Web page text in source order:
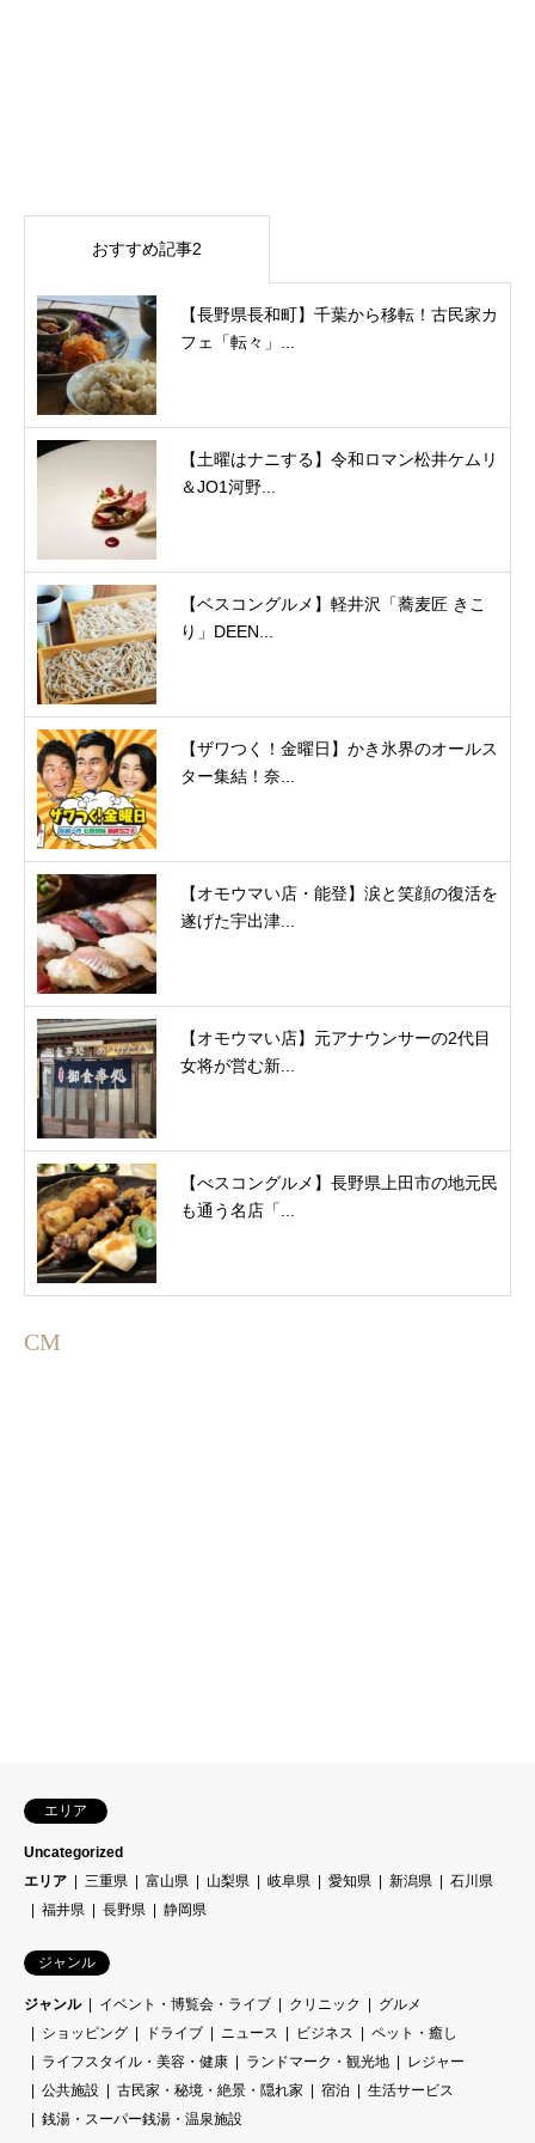
おすすめ記事2
【長野県長和町】千葉から移転！古民家カ
フェ「転々」...
【土曜はナニする】令和ロマン松井ケムリ
＆JO1河野...
【ベスコングルメ】軽井沢「蕎麦匠 きこ
り」DEEN...
【ザワつく！金曜日】かき氷界のオールス
ター集結！奈...
【オモウマい店・能登】涙と笑顔の復活を
遂げた宇出津...
【オモウマい店】元アナウンサーの2代目
女将が営む新...
【べスコングルメ】長野県上田市の地元民
も通う名店「...
CM
エリア
Uncategorized
エリア
三重県 富山県 山梨県 岐阜県 愛知県 新潟県
石川県
福井県
長野県 静岡県
ジャンル
ジャンル イベント・博覧会・ライブ クリニック
グルメ
ショッピング
ドライブ ニュース ビジネス
ペット・癒し
ライフスタイル・美容・健康
ランドマーク・観光地
レジャー
公共施設
古民家・秘境・絶景・隠れ家 宿泊
生活サービス
銭湯・スーパー銭湯・温泉施設